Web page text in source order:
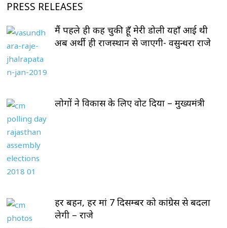
PRESS RELEASES
मैं पहले ही कह चुकी हूँ मेरी डोली यहाँ आई थी
अब अर्थी ही राजस्थान से जाएगी- वसुन्धरा राजे
लोगों ने विकास के लिए वोट दिया – मुख्यमंत्री
हर बहन, हर मां 7 दिसम्बर को कांग्रेस से बदला
लेगी – राजे